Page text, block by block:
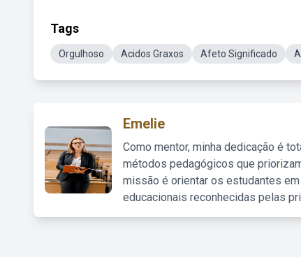
Tags
Orgulhoso Acidos Graxos Afeto Significado
Emelie
Como mentor, minha dedicação é
métodos pedagógicos que
missão é orientar os estudantes
educacionais reconhecidas pelas